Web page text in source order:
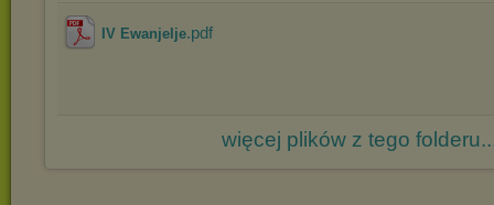
IV Ewanjelje.pdf
więcej plików z tego